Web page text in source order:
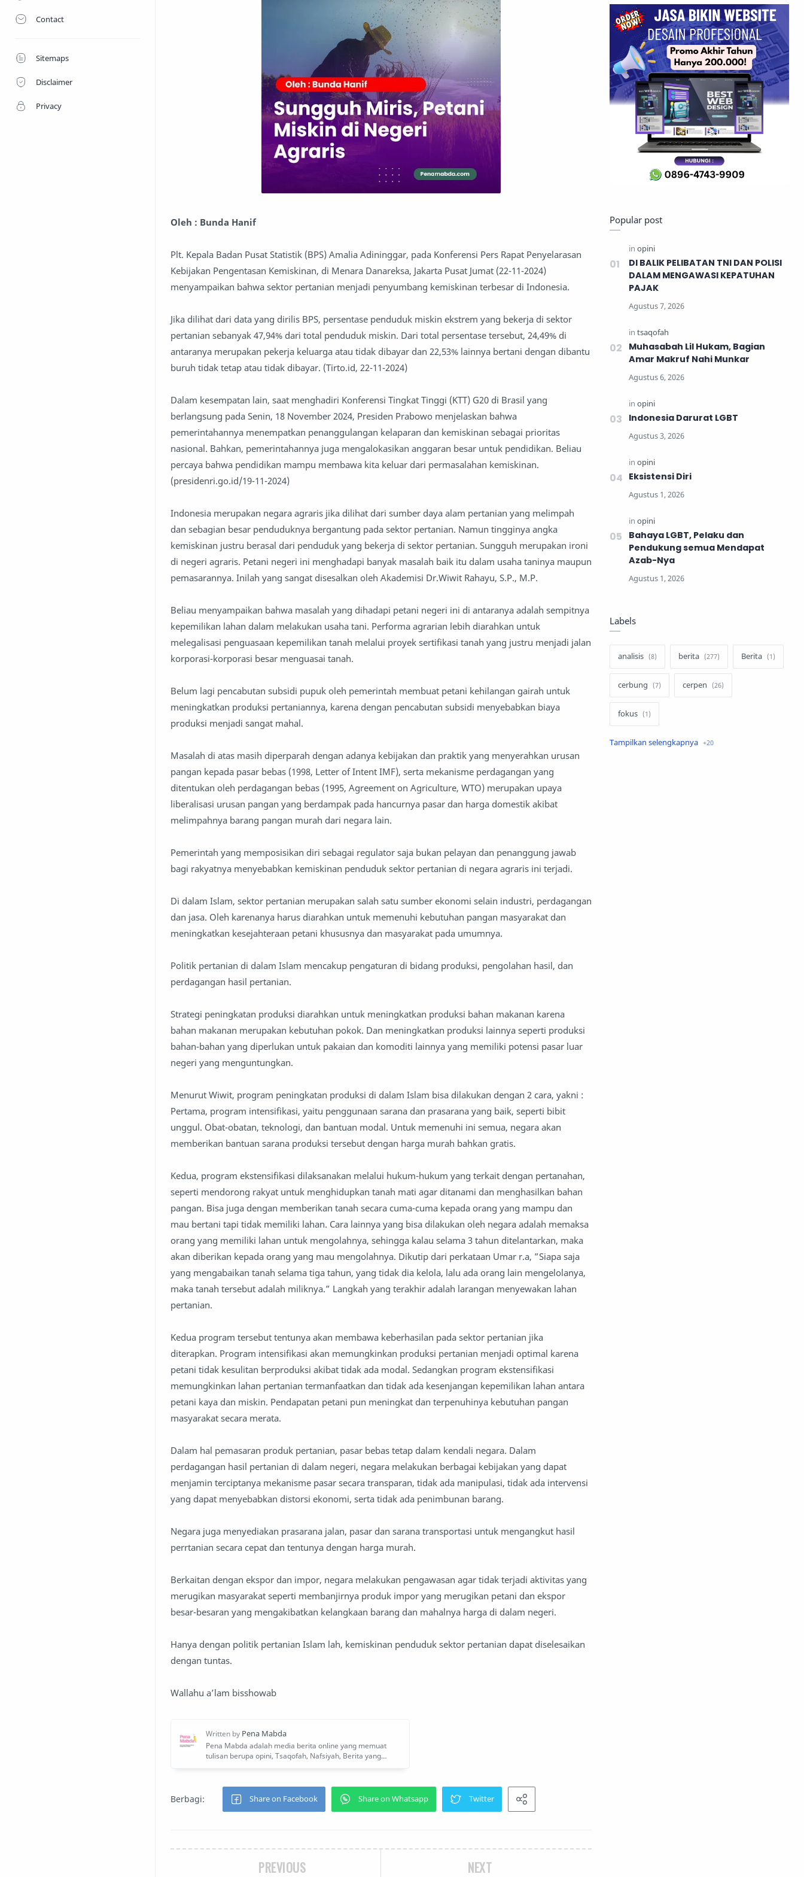
Contact
Sitemaps
Disclaimer
Privacy
Oleh : Bunda Hanif
Plt. Kepala Badan Pusat Statistik (BPS) Amalia Adininggar, pada Konferensi Pers Rapat Penyelarasan
Kebijakan Pengentasan Kemiskinan, di Menara Danareksa, Jakarta Pusat Jumat (22-11-2024)
menyampaikan bahwa sektor pertanian menjadi penyumbang kemiskinan terbesar di Indonesia.
Jika dilihat dari data yang dirilis BPS, persentase penduduk miskin ekstrem yang bekerja di sektor
pertanian sebanyak 47,94% dari total penduduk miskin. Dari total persentase tersebut, 24,49% di
antaranya merupakan pekerja keluarga atau tidak dibayar dan 22,53% lainnya bertani dengan dibantu
buruh tidak tetap atau tidak dibayar. (Tirto.id, 22-11-2024)
Dalam kesempatan lain, saat menghadiri Konferensi Tingkat Tinggi (KTT) G20 di Brasil yang
berlangsung pada Senin, 18 November 2024, Presiden Prabowo menjelaskan bahwa
pemerintahannya menempatkan penanggulangan kelaparan dan kemiskinan sebagai prioritas
nasional. Bahkan, pemerintahannya juga mengalokasikan anggaran besar untuk pendidikan. Beliau
percaya bahwa pendidikan mampu membawa kita keluar dari permasalahan kemiskinan.
(presidenri.go.id/19-11-2024)
Indonesia merupakan negara agraris jika dilihat dari sumber daya alam pertanian yang melimpah
dan sebagian besar penduduknya bergantung pada sektor pertanian. Namun tingginya angka
kemiskinan justru berasal dari penduduk yang bekerja di sektor pertanian. Sungguh merupakan ironi
di negeri agraris. Petani negeri ini menghadapi banyak masalah baik itu dalam usaha taninya maupun
pemasarannya. Inilah yang sangat disesalkan oleh Akademisi Dr.Wiwit Rahayu, S.P., M.P.
Beliau menyampaikan bahwa masalah yang dihadapi petani negeri ini di antaranya adalah sempitnya
kepemilikan lahan dalam melakukan usaha tani. Performa agrarian lebih diarahkan untuk
melegalisasi penguasaan kepemilikan tanah melalui proyek sertifikasi tanah yang justru menjadi jalan
korporasi-korporasi besar menguasai tanah.
Belum lagi pencabutan subsidi pupuk oleh pemerintah membuat petani kehilangan gairah untuk
meningkatkan produksi pertaniannya, karena dengan pencabutan subsidi menyebabkan biaya
produksi menjadi sangat mahal.
Masalah di atas masih diperparah dengan adanya kebijakan dan praktik yang menyerahkan urusan
pangan kepada pasar bebas (1998, Letter of Intent IMF), serta mekanisme perdagangan yang
ditentukan oleh perdagangan bebas (1995, Agreement on Agriculture, WTO) merupakan upaya
liberalisasi urusan pangan yang berdampak pada hancurnya pasar dan harga domestik akibat
melimpahnya barang pangan murah dari negara lain.
Pemerintah yang memposisikan diri sebagai regulator saja bukan pelayan dan penanggung jawab
bagi rakyatnya menyebabkan kemiskinan penduduk sektor pertanian di negara agraris ini terjadi.
Di dalam Islam, sektor pertanian merupakan salah satu sumber ekonomi selain industri, perdagangan
dan jasa. Oleh karenanya harus diarahkan untuk memenuhi kebutuhan pangan masyarakat dan
meningkatkan kesejahteraan petani khususnya dan masyarakat pada umumnya.
Politik pertanian di dalam Islam mencakup pengaturan di bidang produksi, pengolahan hasil, dan
perdagangan hasil pertanian.
Strategi peningkatan produksi diarahkan untuk meningkatkan produksi bahan makanan karena
bahan makanan merupakan kebutuhan pokok. Dan meningkatkan produksi lainnya seperti produksi
bahan-bahan yang diperlukan untuk pakaian dan komoditi lainnya yang memiliki potensi pasar luar
negeri yang menguntungkan.
Menurut Wiwit, program peningkatan produksi di dalam Islam bisa dilakukan dengan 2 cara, yakni :
Pertama, program intensifikasi, yaitu penggunaan sarana dan prasarana yang baik, seperti bibit
unggul. Obat-obatan, teknologi, dan bantuan modal. Untuk memenuhi ini semua, negara akan
memberikan bantuan sarana produksi tersebut dengan harga murah bahkan gratis.
Kedua, program ekstensifikasi dilaksanakan melalui hukum-hukum yang terkait dengan pertanahan,
seperti mendorong rakyat untuk menghidupkan tanah mati agar ditanami dan menghasilkan bahan
pangan. Bisa juga dengan memberikan tanah secara cuma-cuma kepada orang yang mampu dan
mau bertani tapi tidak memiliki lahan. Cara lainnya yang bisa dilakukan oleh negara adalah memaksa
orang yang memiliki lahan untuk mengolahnya, sehingga kalau selama 3 tahun ditelantarkan, maka
akan diberikan kepada orang yang mau mengolahnya. Dikutip dari perkataan Umar r.a, ”Siapa saja
yang mengabaikan tanah selama tiga tahun, yang tidak dia kelola, lalu ada orang lain mengelolanya,
maka tanah tersebut adalah miliknya.” Langkah yang terakhir adalah larangan menyewakan lahan
pertanian.
Kedua program tersebut tentunya akan membawa keberhasilan pada sektor pertanian jika
diterapkan. Program intensifikasi akan memungkinkan produksi pertanian menjadi optimal karena
petani tidak kesulitan berproduksi akibat tidak ada modal. Sedangkan program ekstensifikasi
memungkinkan lahan pertanian termanfaatkan dan tidak ada kesenjangan kepemilikan lahan antara
petani kaya dan miskin. Pendapatan petani pun meningkat dan terpenuhinya kebutuhan pangan
masyarakat secara merata.
Dalam hal pemasaran produk pertanian, pasar bebas tetap dalam kendali negara. Dalam
perdagangan hasil pertanian di dalam negeri, negara melakukan berbagai kebijakan yang dapat
menjamin terciptanya mekanisme pasar secara transparan, tidak ada manipulasi, tidak ada intervensi
yang dapat menyebabkan distorsi ekonomi, serta tidak ada penimbunan barang.
Negara juga menyediakan prasarana jalan, pasar dan sarana transportasi untuk mengangkut hasil
perrtanian secara cepat dan tentunya dengan harga murah.
Berkaitan dengan ekspor dan impor, negara melakukan pengawasan agar tidak terjadi aktivitas yang
merugikan masyarakat seperti membanjirnya produk impor yang merugikan petani dan ekspor
besar-besaran yang mengakibatkan kelangkaan barang dan mahalnya harga di dalam negeri.
Hanya dengan politik pertanian Islam lah, kemiskinan penduduk sektor pertanian dapat diselesaikan
dengan tuntas.
Wallahu a’lam bisshowab
NEXT
PREVIOUS
Popular post
DI BALIK PELIBATAN TNI DAN POLISI
DALAM MENGAWASI KEPATUHAN
PAJAK
Muhasabah Lil Hukam, Bagian
Amar Makruf Nahi Munkar
Indonesia Darurat LGBT
Eksistensi Diri
Bahaya LGBT, Pelaku dan
Pendukung semua Mendapat
Azab-Nya
Labels
analisis berita Berita
cerbung cerpen
fokus
hukum internasional